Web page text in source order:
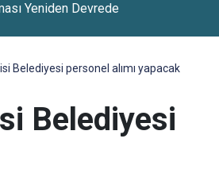
Yeniden Devrede
Belediyesi personel alımı yapacak
Belediyesi